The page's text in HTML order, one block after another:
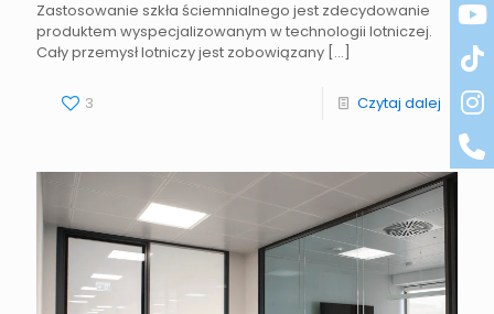
Zastosowanie szkła ściemnialnego jest zdecydowanie
produktem wyspecjalizowanym w technologii lotniczej.
Cały przemysł lotniczy jest zobowiązany […]
3 Czytaj dalej